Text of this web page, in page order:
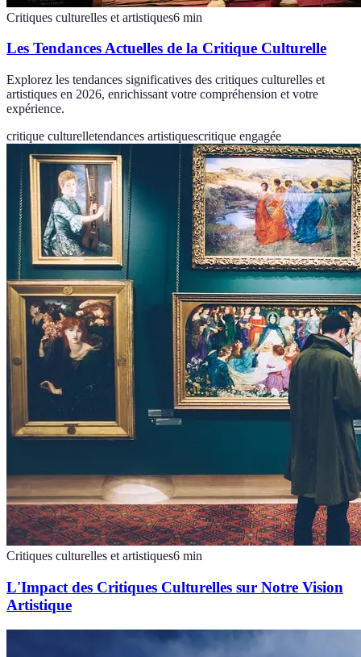
Critiques culturelles et artistiques6 min
Les Tendances Actuelles de la Critique Culturelle
Explorez les tendances significatives des critiques culturelles et
artistiques en 2026, enrichissant votre compréhension et votre
expérience.
critique culturelletendances artistiquescritique engagée
Critiques culturelles et artistiques6 min
L'Impact des Critiques Culturelles sur Notre Vision
Artistique